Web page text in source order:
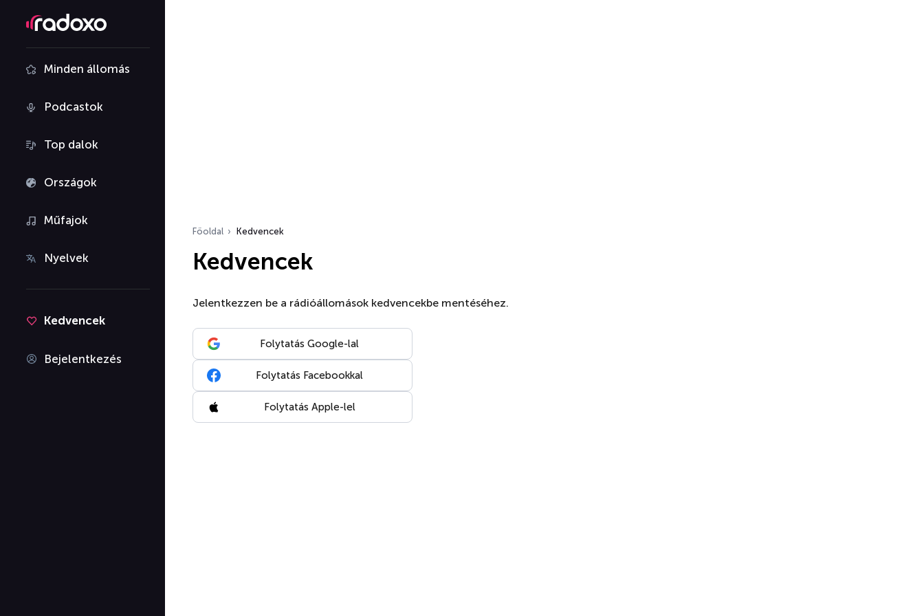
Minden állomás
Podcastok
Top dalok
Országok
Műfajok
Nyelvek
Kedvencek
Bejelentkezés
Főoldal Kedvencek
Kedvencek
Jelentkezzen be a rádióállomások kedvencekbe mentéséhez.
Folytatás Google-lal
Folytatás Facebookkal
Folytatás Apple-lel